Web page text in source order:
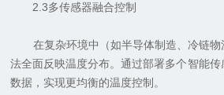
2.3多传感器融合控制
在复杂环境中（如半导体制造、冷链物
法全面反映温度分布。通过部署多个智能
数据，实现更均衡的温度控制。